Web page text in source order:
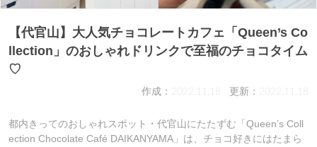
【代官山】大人気チョコレートカフェ「Queen’s Co
llection」のおしゃれドリンクで至福のチョコタイム
♡
作成：2022.11.18 更新：2022.11.18
都内きってのおしゃれスポット・代官山にたたずむ「Queen’s Coll
ection Chocolate Café DAIKANYAMA」は、チョコ好きにはたまら